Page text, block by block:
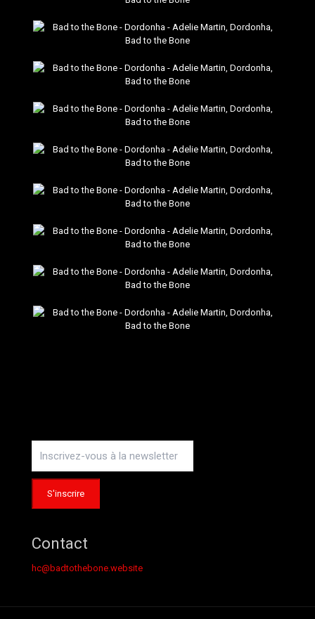
Contact
hc@badtothebone.website